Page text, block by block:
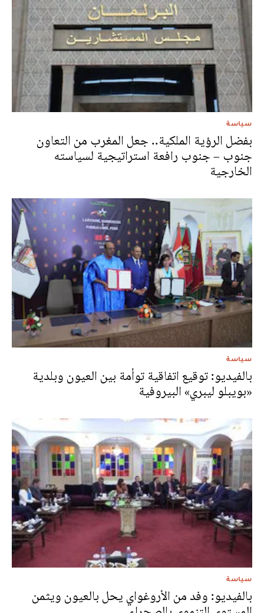
سياسة
بفضل الرؤية الملكية.. جعل المغرب من التعاون
جنوب – جنوب رافعة استراتيجية لسياسته
الخارجية
سياسة
بالفيديو: توقيع اتفاقية توأمة بين العيون وبلدية
«بويبلو ليبري» البيروفية
سياسة
بالفيديو: وفد من الأروغواي يحل بالعيون ويثمن